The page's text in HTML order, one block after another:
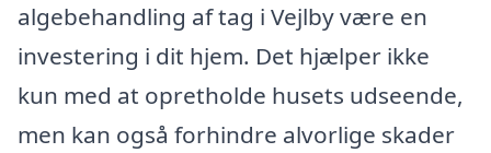
algebehandling af tag i Vejlby være en
investering i dit hjem. Det hjælper ikke
kun med at opretholde husets udseende,
men kan også forhindre alvorlige skader